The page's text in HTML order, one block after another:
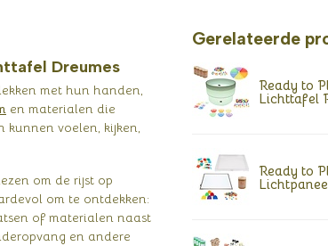
Dreumes
met hun handen,
en materialen die
kunnen voelen, kijken,
om de rijst op
om te ontdekken:
of materialen naast
en andere
Gerelateerde
Ready to
Lichttafel
Ready to